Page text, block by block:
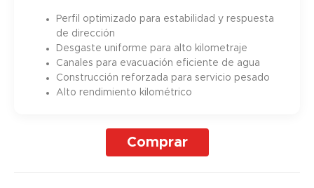
Perfil optimizado para estabilidad y respuesta
de dirección
Desgaste uniforme para alto kilometraje
Canales para evacuación eficiente de agua
Construcción reforzada para servicio pesado
Alto rendimiento kilométrico
Comprar